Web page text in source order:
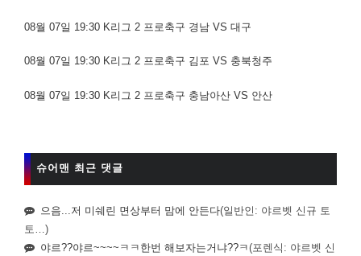
08월 07일 19:30 K리그 2 프로축구 경남 VS 대구
08월 07일 19:30 K리그 2 프로축구 김포 VS 충북청주
08월 07일 19:30 K리그 2 프로축구 충남아산 VS 안산
슈어맨 최근 댓글
으음...저 미쉐린 면상부터 맘에 안든다(일반인: 야르벳 신규 토
토…)
야르??야르~~~~ㅋㅋ한번 해보자는거냐??ㅋ(포렌식: 야르벳 신